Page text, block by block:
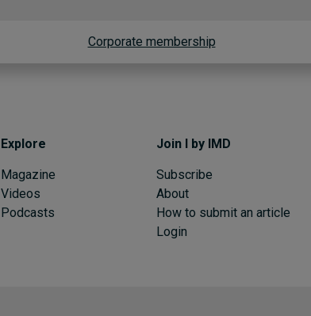
Corporate membership
Explore
Magazine
Videos
Podcasts
Join I by IMD
Subscribe
About
How to submit an article
Login